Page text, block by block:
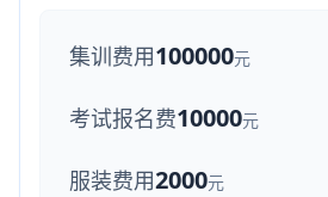
集训费用100000元
考试报名费10000元
服装费用2000元